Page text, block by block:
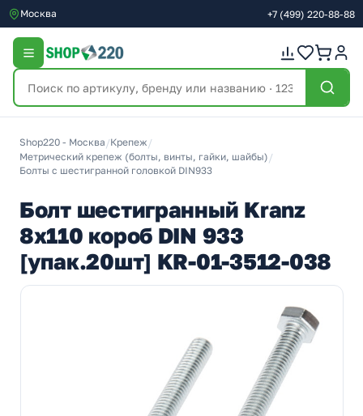
Москва +7 (499) 220-88-88
Shop220 - Москва /Крепеж /
Метрический крепеж (болты, винты, гайки, шайбы) /
Болты с шестигранной головкой DIN933
Болт шестигранный Kranz
8х110 короб DIN 933
[упак.20шт] KR-01-3512-038